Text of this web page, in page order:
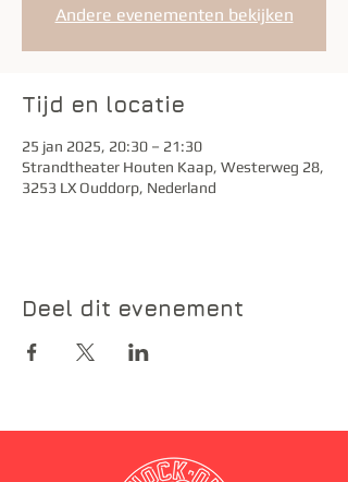
Andere evenementen bekijken
Tijd en locatie
25 jan 2025, 20:30 – 21:30
Strandtheater Houten Kaap, Westerweg 28,
3253 LX Ouddorp, Nederland
Deel dit evenement